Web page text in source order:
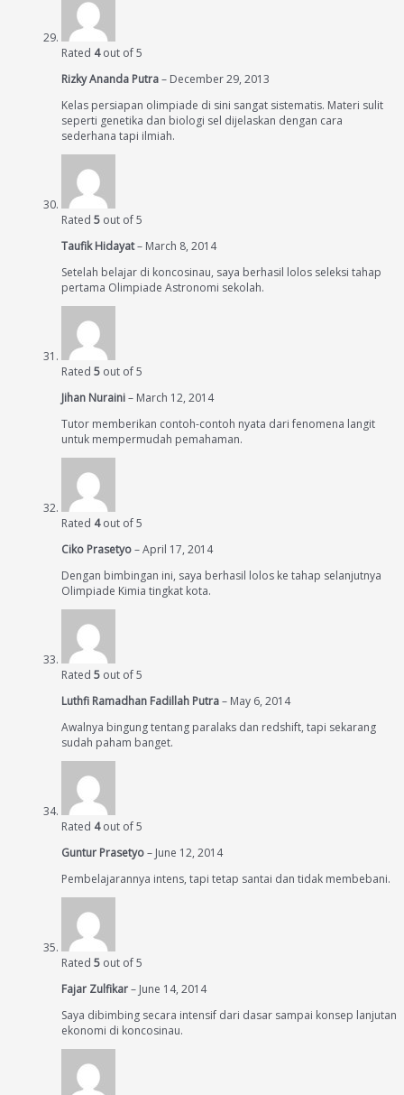
Rated 4out of 5
Rizky Ananda Putra– December 29, 2013
Kelas persiapan olimpiade di sini sangat sistematis. Materi sulit
seperti genetika dan biologi sel dijelaskan dengan cara
sederhana tapi ilmiah.
Rated 5 out of 5
Taufik Hidayat– March 8, 2014
Setelah belajar di koncosinau, saya berhasil lolos seleksi tahap
pertama Olimpiade Astronomi sekolah.
Rated 5 out of 5
Jihan Nuraini– March 12, 2014
Tutor memberikan contoh-contoh nyata dari fenomena langit
untuk mempermudah pemahaman.
Rated 4out of 5
Ciko Prasetyo–April 17, 2014
Dengan bimbingan ini, saya berhasil lolos ke tahap selanjutnya
Olimpiade Kimia tingkat kota.
Rated 5 out of 5
Luthfi Ramadhan Fadillah Putra– May 6, 2014
Awalnya bingung tentang paralaks dan redshift, tapi sekarang
sudah paham banget.
Rated 4out of 5
Guntur Prasetyo– June 12, 2014
Pembelajarannya intens, tapi tetap santai dan tidak membebani.
Rated 5 out of 5
Fajar Zulfikar– June 14, 2014
Saya dibimbing secara intensif dari dasar sampai konsep lanjutan
ekonomi di koncosinau.